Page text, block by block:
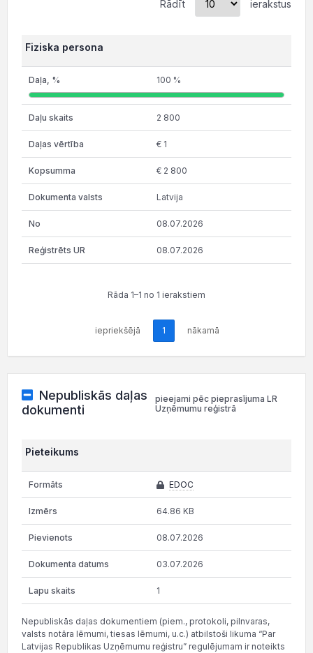
Rādīt ierakstus
Fiziska persona
100 %
2 800
€ 1
€ 2 800
Latvija
08.07.2026
08.07.2026
Rāda 1–1 no 1 ierakstiem
iepriekšējā 1 nākamā
Nepubliskās daļas
dokumenti
pieejami pēc pieprasījuma LR
Uzņēmumu reģistrā
Pieteikums
EDOC
64.86 KB
08.07.2026
03.07.2026
1
Nepubliskās daļas dokumentiem (piem., protokoli, pilnvaras,
valsts notāra lēmumi, tiesas lēmumi, u.c.) atbilstoši likuma “Par
Latvijas Republikas Uzņēmumu reģistru” regulējumam ir noteikts